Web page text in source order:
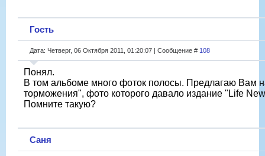
Гость
Дата: Четверг, 06 Октября 2011, 01:20:07 | Сообщение # 108
Понял.
В том альбоме много фоток полосы. Предлагаю Вам
торможения", фото которого давало издание "Life
Помните такую?
Саня